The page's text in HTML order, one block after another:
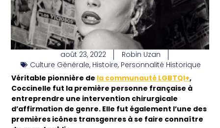
août 23, 2022
Robin Uzan
Culture Générale, Histoire, Personnalité Historique
Véritable pionnière de la communauté LGBTQI+,
Coccinelle fut la première personne française à
entreprendre une intervention chirurgicale
d’affirmation de genre. Elle fut également l’une des
premières icônes transgenres à se faire connaître